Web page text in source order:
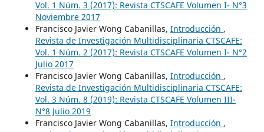
Vol. 1 Núm. 3 (2017): Revista CTSCAFE Volumen I- N°3
Noviembre 2017
Francisco Javier Wong Cabanillas, Introducción ,
Revista de Investigación Multidisciplinaria CTSCAFE:
Vol. 1 Núm. 2 (2017): Revista CTSCAFE Volumen I- N°2
Julio 2017
Francisco Javier Wong Cabanillas, Introducción ,
Revista de Investigación Multidisciplinaria CTSCAFE:
Vol. 3 Núm. 8 (2019): Revista CTSCAFE Volumen III-
N°8 Julio 2019
Francisco Javier Wong Cabanillas, Introducción ,